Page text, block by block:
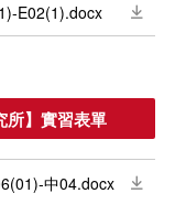
E02(1).docx
所】實習表單
中04.docx